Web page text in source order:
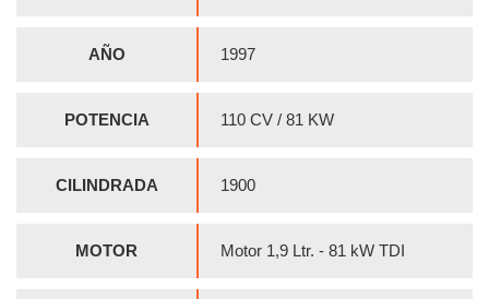
AÑO 1997
POTENCIA 110 CV / 81 KW
CILINDRADA 1900
MOTOR Motor 1,9 Ltr. - 81 kW TDI